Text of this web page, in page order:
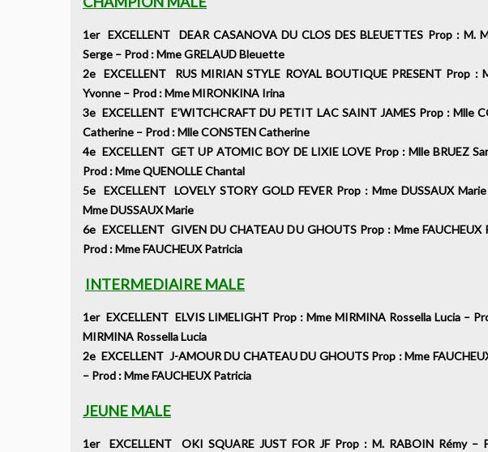
1er EXCELLENT DEAR CASANOVA DU CLOS DES BLEUETTES Prop : M.
Serge – Prod : Mme GRELAUD Bleuette
2e EXCELLENT RUS MIRIAN STYLE ROYAL BOUTIQUE PRESENT Prop :
Yvonne – Prod : Mme MIRONKINA Irina
3e EXCELLENT E’WITCHCRAFT DU PETIT LAC SAINT JAMES Prop : Mlle
Catherine – Prod : Mlle CONSTEN Catherine
4e EXCELLENT GET UP ATOMIC BOY DE LIXIE LOVE Prop : Mlle BRUEZ
Prod : Mme QUENOLLE Chantal
5e EXCELLENT LOVELY STORY GOLD FEVER Prop : Mme DUSSAUX
Mme DUSSAUX Marie
6e EXCELLENT GIVEN DU CHATEAU DU GHOUTS Prop : Mme FAUCHEUX
Prod : Mme FAUCHEUX Patricia
INTERMEDIAIRE MALE
1er EXCELLENT ELVIS LIMELIGHT Prop : Mme MIRMINA Rossella Lucia –
MIRMINA Rossella Lucia
2e EXCELLENT J-AMOUR DU CHATEAU DU GHOUTS Prop : Mme
– Prod : Mme FAUCHEUX Patricia
JEUNE MALE
1er EXCELLENT OKI SQUARE JUST FOR JF Prop : M. RABOIN Rémy –